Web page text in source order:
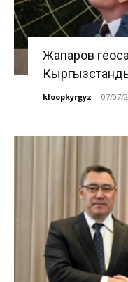
Жапаров
kloopkyrgyz - 07/07/